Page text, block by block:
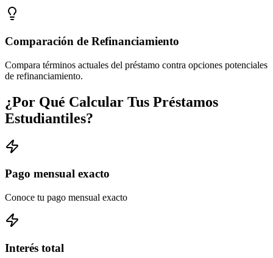
Comparación de Refinanciamiento
Compara términos actuales del préstamo contra opciones potenciales
de refinanciamiento.
¿Por Qué Calcular Tus Préstamos
Estudiantiles?
Pago mensual exacto
Conoce tu pago mensual exacto
Interés total